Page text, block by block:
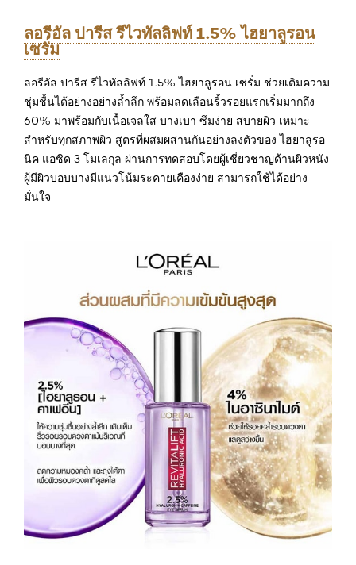
ลอรีอัล ปารีส รีไวทัลลิฟท์ 1.5% ไฮยาลูรอน
เซรั่ม
ลอรีอัล ปารีส รีไวทัลลิฟท์ 1.5% ไฮยาลูรอน เซรั่ม ช่วยเติมความ
ชุ่มชื้นได้อย่างอย่างล้ำลึก พร้อมลดเลือนริ้วรอยแรกเริ่มมากถึง
60% มาพร้อมกับเนื้อเจลใส บางเบา ซึมง่าย สบายผิว เหมาะ
สำหรับทุกสภาพผิว สูตรที่ผสมผสานกันอย่างลงตัวของ ไฮยาลูรอ
นิค แอซิด 3 โมเลกุล ผ่านการทดสอบโดยผู้เชี่ยวชาญด้านผิวหนัง
ผู้มีผิวบอบบางมีแนวโน้มระคายเคืองง่าย สามารถใช้ได้อย่าง
มั่นใจ